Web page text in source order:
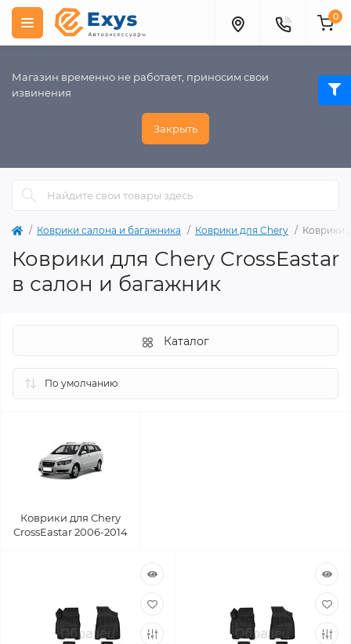
Магазин временно не работает, приносим свои
извинения
Закрыть
0
Коврики салона и багажника Коврики для Chery Коврики
Коврики для Chery CrossEastar
в салон и багажник
Каталог
Коврики для Chery
CrossEastar 2006-2014